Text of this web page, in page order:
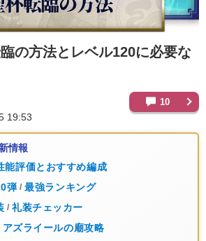
の方法とレベル120に必要な
19:53
10
情報
能評価とおすすめ編成
弾 / 最強ランキング
/ 礼装チェッカー
アズライールの廟攻略